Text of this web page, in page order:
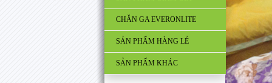
CHĂN GA EVERONLITE
SẢN PHẨM HÀNG LẺ
SẢN PHẨM KHÁC